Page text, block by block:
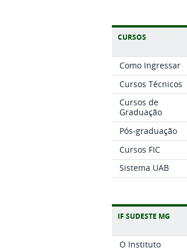
CURSOS
Como Ingressar
Cursos Técnicos
Cursos de
Graduação
Pós-graduação
Cursos FIC
Sistema UAB
IF SUDESTE MG
O Instituto